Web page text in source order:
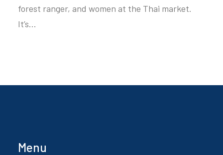
forest ranger, and women at the Thai market.
It’s…
Menu